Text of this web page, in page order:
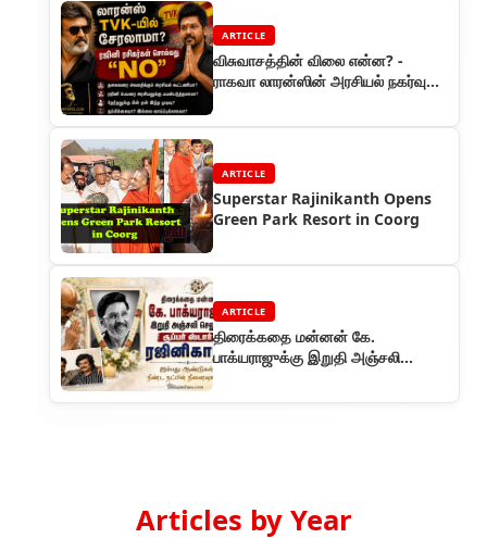
ARTICLE
விசுவாசத்தின் விலை என்ன? -
ராகவா லாரன்ஸின் அரசியல் நகர்வும்,
ARTICLE
Superstar Rajinikanth Opens
Green Park Resort in Coorg
ARTICLE
திரைக்கதை மன்னன் கே.
பாக்யராஜுக்கு இறுதி அஞ்சலி
Articles by Year